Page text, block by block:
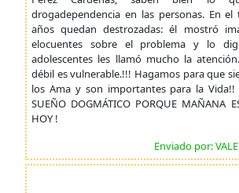
drogadependencia en las personas. En
años quedan destrozadas: él mostró
elocuentes sobre el problema y lo
adolescentes les llamó mucho la
débil es vulnerable.!!! Hagamos para que
los Ama y son importantes para la Vida!!
SUEÑO DOGMÁTICO PORQUE MAÑANA
HOY !
Enviado por: